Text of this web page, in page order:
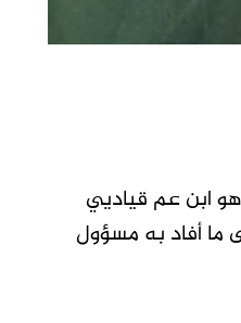
ابن عم قياديي
ما أفاد به مسؤول